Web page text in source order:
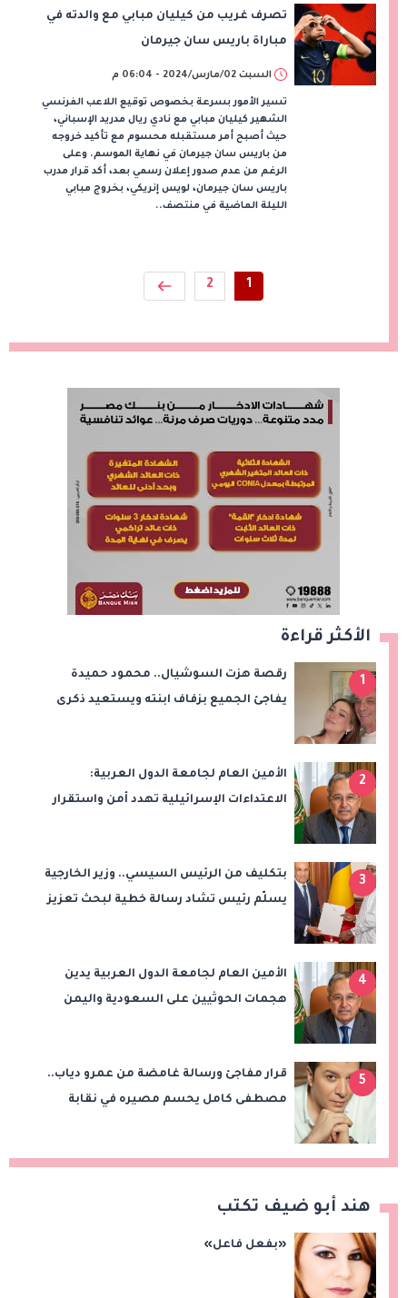
تصرف غريب من كيليان مبابي مع والدته في
مباراة باريس سان جيرمان
السبت 02/مارس/2024 - 06:04 م
تسير الأمور بسرعة بخصوص توقيع اللاعب الفرنسي
الشهير كيليان مبابي مع نادي ريال مدريد الإسباني،
حيث أصبح أمر مستقبله محسوم مع تأكيد خروجه
من باريس سان جيرمان في نهاية الموسم. وعلى
الرغم من عدم صدور إعلان رسمي بعد، أكد قرار مدرب
باريس سان جيرمان، لويس إنريكي، بخروج مبابي
الليلة الماضية في منتصف..
1
2
الأكثر قراءة
1
رقصة هزت السوشيال.. محمود حميدة
يفاجئ الجميع بزفاف ابنته ويستعيد ذكرى
2
الأمين العام لجامعة الدول العربية:
الاعتداءات الإسرائيلية تهدد أمن واستقرار
3
بتكليف من الرئيس السيسي.. وزير الخارجية
يسلّم رئيس تشاد رسالة خطية لبحث تعزيز
4
الأمين العام لجامعة الدول العربية يدين
هجمات الحوثيين على السعودية واليمن
5
قرار مفاجئ ورسالة غامضة من عمرو دياب..
مصطفى كامل يحسم مصيره في نقابة
هند أبو ضيف تكتب
«بفعل فاعل»